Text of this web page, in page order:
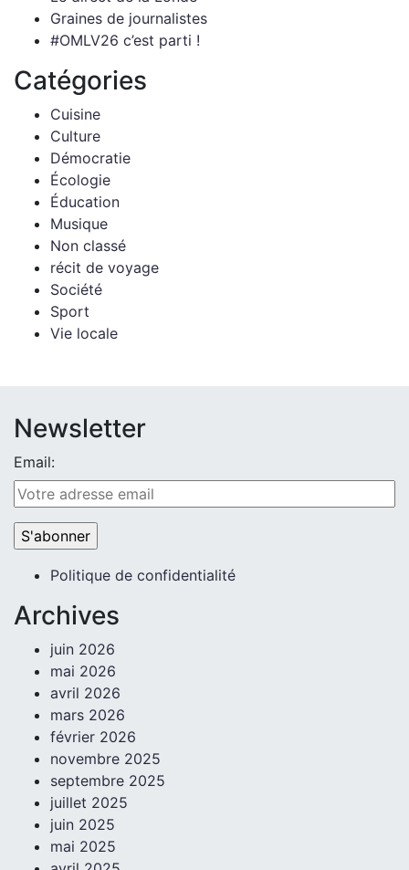
Graines de journalistes
#OMLV26 c’est parti !
Catégories
Cuisine
Culture
Démocratie
Écologie
Éducation
Musique
Non classé
récit de voyage
Société
Sport
Vie locale
Newsletter
Email:
Politique de confidentialité
Archives
juin 2026
mai 2026
avril 2026
mars 2026
février 2026
novembre 2025
septembre 2025
juillet 2025
juin 2025
mai 2025